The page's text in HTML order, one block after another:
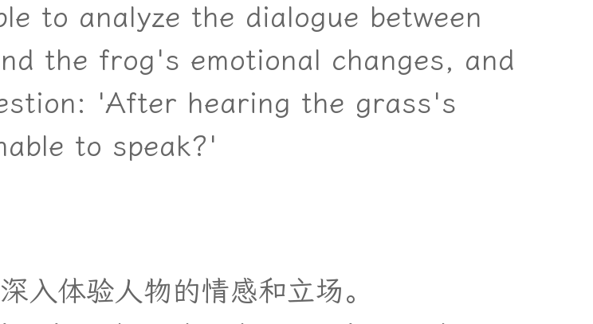
to analyze the dialogue between
the frog's emotional changes, and
'After hearing the grass's
to speak?'
深入体验人物的情感和立场。